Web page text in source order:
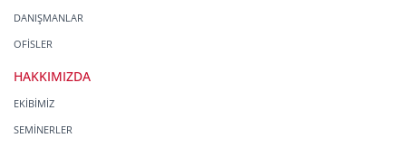
DANIŞMANLAR
OFİSLER
HAKKIMIZDA
EKİBİMİZ
SEMİNERLER